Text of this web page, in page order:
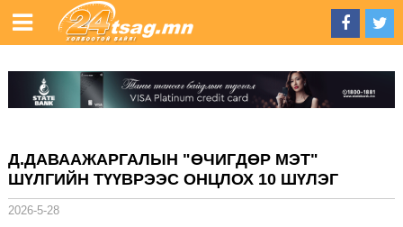
Д.ДАВААЖАРГАЛЫН "ӨЧИГДӨР МЭТ"
ШҮЛГИЙН ТҮҮВРЭЭС ОНЦЛОХ 10 ШҮЛЭГ
2026-5-28